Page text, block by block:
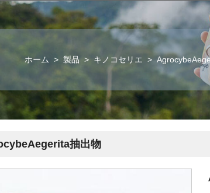
ホーム > 製品 > キノコセリエ >
抽出物